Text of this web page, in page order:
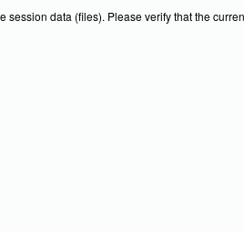
session data (files). Please verify that the